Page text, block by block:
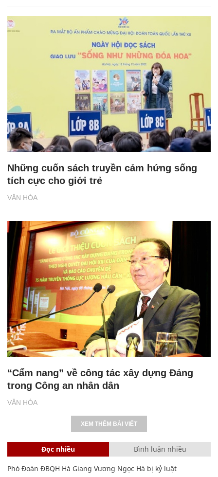
VĂN HÓA
Những cuốn sách truyền cảm hứng sống
tích cực cho giới trẻ
VĂN HÓA
“Cẩm nang” về công tác xây dựng Đảng
trong Công an nhân dân
XEM THÊM BÀI VIẾT
Đọc nhiều Bình luận nhiều
Phó Đoàn ĐBQH Hà Giang Vương Ngọc Hà bị kỷ luật